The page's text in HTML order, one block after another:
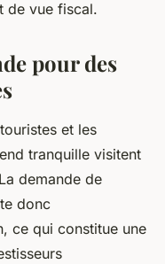
de vue fiscal.
pour des
et les
tranquille visitent
demande de
donc
ce qui constitue une